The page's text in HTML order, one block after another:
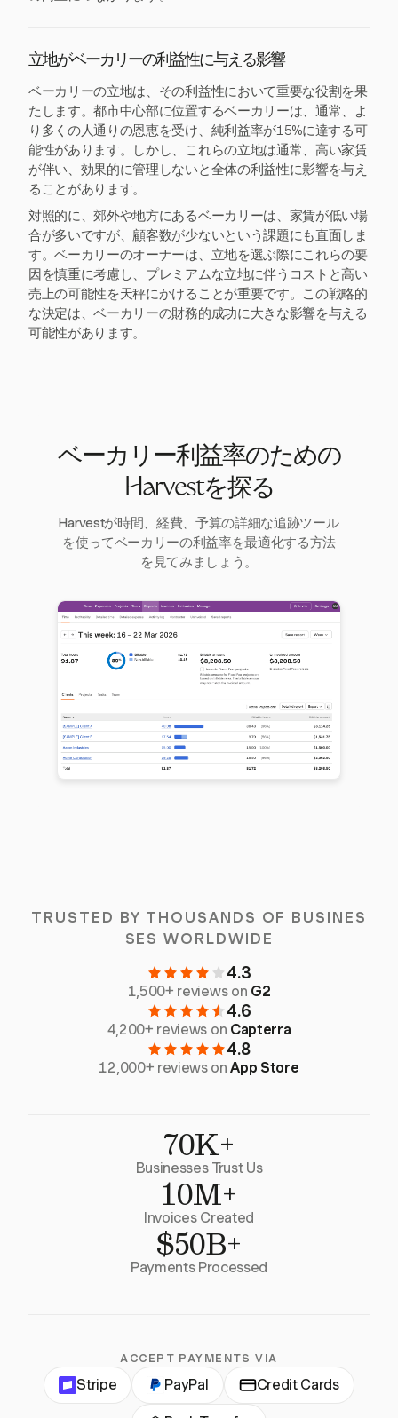
立地がベーカリーの利益性に与える影響
ベーカリーの立地は、その利益性において重要な役割を果
たします。都市中心部に位置するベーカリーは、通常、よ
り多くの人通りの恩恵を受け、純利益率が15%に達する可
能性があります。しかし、これらの立地は通常、高い家賃
が伴い、効果的に管理しないと全体の利益性に影響を与え
ることがあります。
対照的に、郊外や地方にあるベーカリーは、家賃が低い場
合が多いですが、顧客数が少ないという課題にも直面しま
す。ベーカリーのオーナーは、立地を選ぶ際にこれらの要
因を慎重に考慮し、プレミアムな立地に伴うコストと高い
売上の可能性を天秤にかけることが重要です。この戦略的
な決定は、ベーカリーの財務的成功に大きな影響を与える
可能性があります。
ベーカリー利益率のための
Harvestを探る
Harvestが時間、経費、予算の詳細な追跡ツール
を使ってベーカリーの利益率を最適化する方法
を見てみましょう。
TRUSTED BY THOUSANDS OF BUSINES
SES WORLDWIDE
4.3
1,500+ reviews on G2
4.6
4,200+ reviews on Capterra
4.8
12,000+ reviews onApp Store
70K+
Businesses Trust Us
10M+
Invoices Created
$50B+
Payments Processed
ACCEPT PAYMENTS VIA
Stripe PayPal Credit Cards